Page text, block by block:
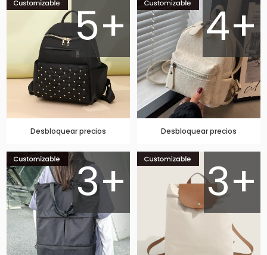
5+
Desbloquear precios
4+
Desbloquear precios
3+ 3+